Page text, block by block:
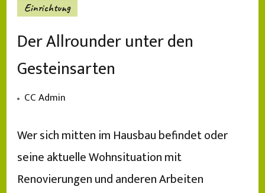
Einrichtung
Der Allrounder unter den
Gesteinsarten
CC Admin
Wer sich mitten im Hausbau befindet oder
seine aktuelle Wohnsituation mit
Renovierungen und anderen Arbeiten